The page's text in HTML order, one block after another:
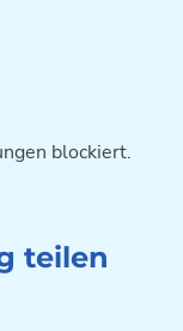
blockiert.
teilen